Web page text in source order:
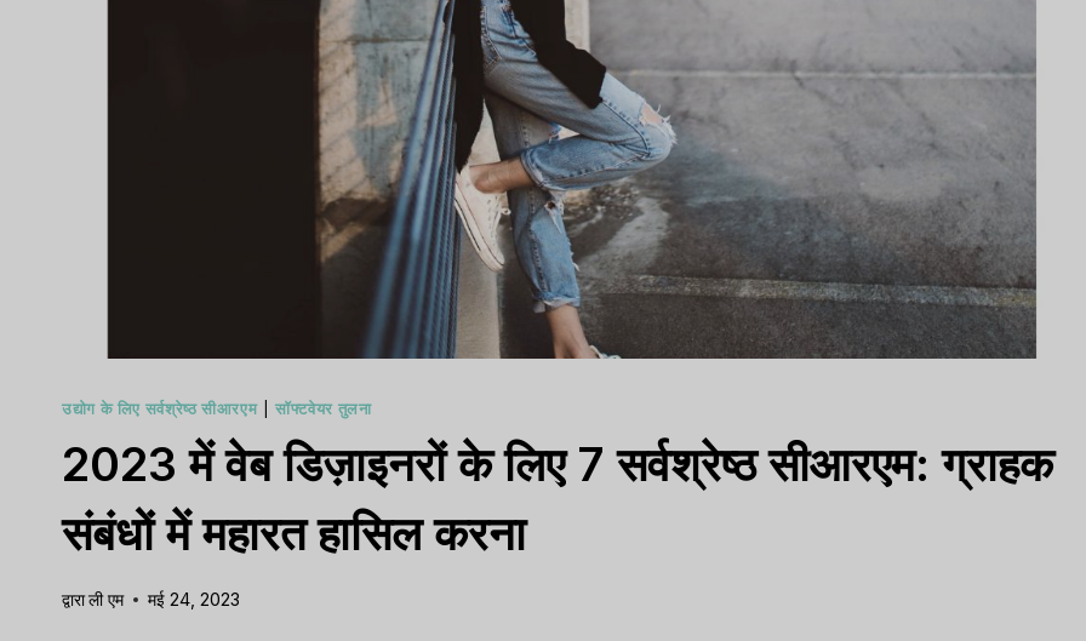
उद्योग के लिए सर्वश्रेष्ठ सीआरएम|सॉफ्टवेयर तुलना
2023 में वेब डिज़ाइनरों के लिए 7 सर्वश्रेष्ठ सीआरएम: ग्राहक
संबंधों में महारत हासिल करना
द्वाराली एम मई 24, 2023